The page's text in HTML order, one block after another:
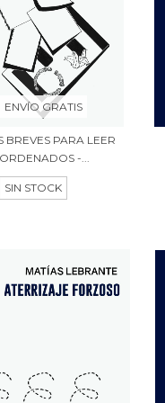
ENVÍO GRATIS
BREVES PARA LEER
-...
SIN STOCK